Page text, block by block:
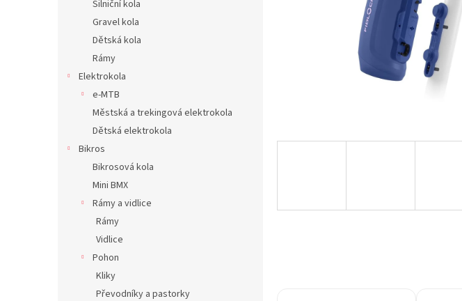
Silniční kola
Gravel kola
Dětská kola
Rámy
Elektrokola
e-MTB
Městská a trekingová elektrokola
Dětská elektrokola
Bikros
Bikrosová kola
Mini BMX
Rámy a vidlice
Rámy
Vidlice
Pohon
Kliky
Převodníky a pastorky